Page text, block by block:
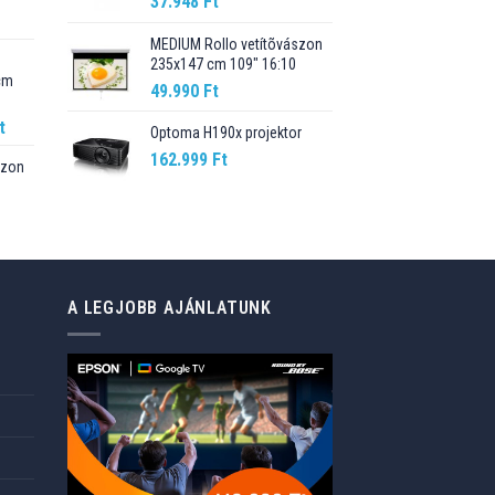
Ft.
Current
is:
MEDIUM Rollo vetítõvászon
235x147 cm 109" 16:10
49.990 Ft
Optoma H190x projektor
162.999 Ft
A LEGJOBB AJÁNLATUNK